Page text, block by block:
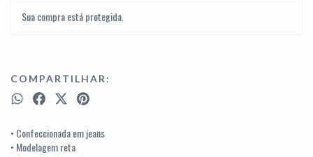
Sua compra está protegida.
COMPARTILHAR:
• Confeccionada em jeans
• Modelagem reta